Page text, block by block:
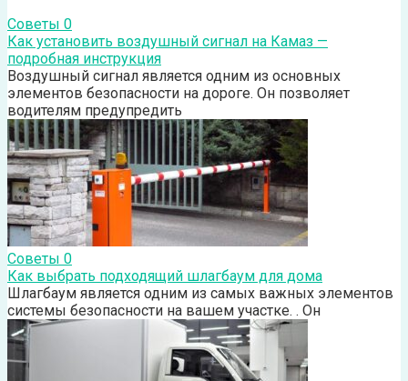
Советы 0
Как установить воздушный сигнал на Камаз —
подробная инструкция
Воздушный сигнал является одним из основных
элементов безопасности на дороге. Он позволяет
водителям предупредить
Советы 0
Как выбрать подходящий шлагбаум для дома
Шлагбаум является одним из самых важных элементов
системы безопасности на вашем участке. . Он